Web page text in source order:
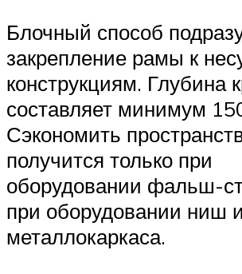
Блочный способ
закрепление рамы к
конструкциям. Глубина
составляет минимум
Сэкономить
получится только при
оборудовании фальш-
при оборудовании ниш
металлокаркаса.